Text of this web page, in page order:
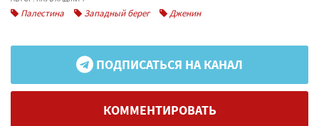
Палестина Западный берег Дженин
ПОДПИСАТЬСЯ НА КАНАЛ
КОММЕНТИРОВАТЬ